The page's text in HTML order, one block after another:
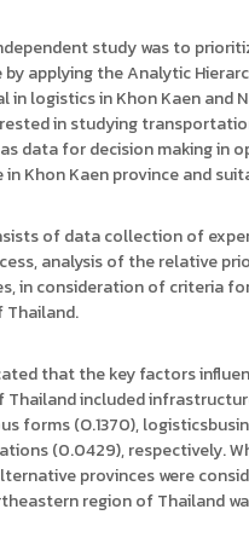
study was to
applying the Analytic
in logistics in Khon Kaen and
in studying
data for decision making
Khon Kaen province and
of data collection of
analysis of the relative
in consideration of criteria
that the key factors
included
forms (O.1370),
(0.0429), respectively.
provinces were
region of Thailand